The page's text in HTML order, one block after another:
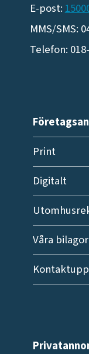
E-post:
MMS/SMS:
Telefon:
Print
Digitalt
Våra bilagor